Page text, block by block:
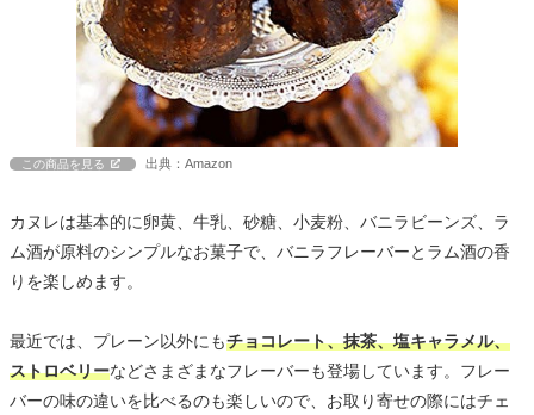
この商品を見る 出典：Amazon
カヌレは基本的に卵黄、牛乳、砂糖、小麦粉、バニラビーンズ、ラ
ム酒が原料のシンプルなお菓子で、バニラフレーバーとラム酒の香
りを楽しめます。
最近では、プレーン以外にもチョコレート、抹茶、塩キャラメル、
ストロベリーなどさまざまなフレーバーも登場しています。フレー
バーの味の違いを比べるのも楽しいので、お取り寄せの際にはチェ